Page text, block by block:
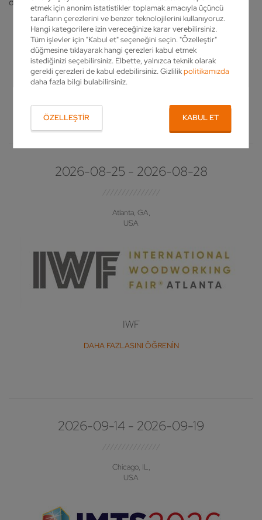
etmek için anonim istatistikler toplamak amacıyla üçüncü
tarafların çerezlerini ve benzer teknolojilerini kullanıyoruz.
Hangi kategorilere izin vereceğinize karar verebilirsiniz.
Tüm işlevler için "Kabul et" seçeneğini seçin. "Özelleştir"
düğmesine tıklayarak hangi çerezleri kabul etmek
istediğinizi seçebilirsiniz. Elbette, yalnızca teknik olarak
gerekli çerezleri de kabul edebilirsiniz. Gizlilikpolitikamızda
daha fazla bilgi bulabilirsiniz.
ÖZELLEŞTIR KABUL ET
Lütfen seçin
Kıta seçin
SONRAKI FUARLAR
2026-08-25 - 2026-08-28
Atlanta, GA,
USA
IWF
DAHA FAZLASINI ÖĞRENIN
2026-09-14 - 2026-09-19
Chicago, IL,
USA